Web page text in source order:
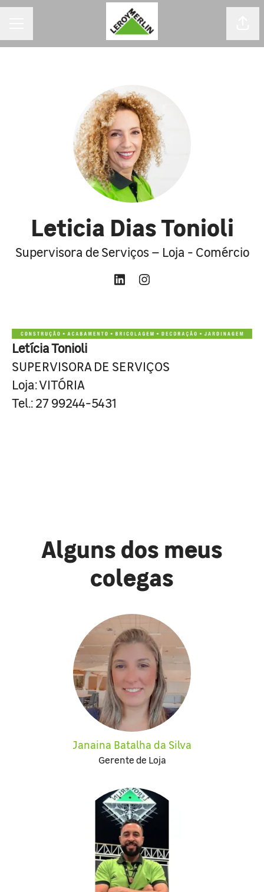
Leticia Dias Tonioli
Supervisora de Serviços – Loja - Comércio
Letícia Tonioli
SUPERVISORA DE SERVIÇOS
Loja: VITÓRIA
Tel.: 27 99244-5431
Alguns dos meus
colegas
Janaina Batalha da Silva
Gerente de Loja